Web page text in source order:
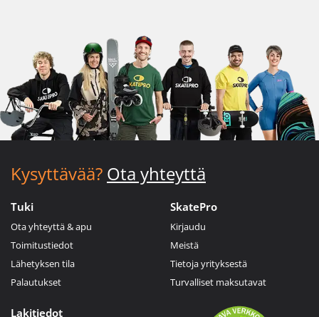
Kysyttävää? Ota yhteyttä
Tuki
Ota yhteyttä & apu
Toimitustiedot
Lähetyksen tila
Palautukset
SkatePro
Kirjaudu
Meistä
Tietoja yrityksestä
Turvalliset maksutavat
Lakitiedot